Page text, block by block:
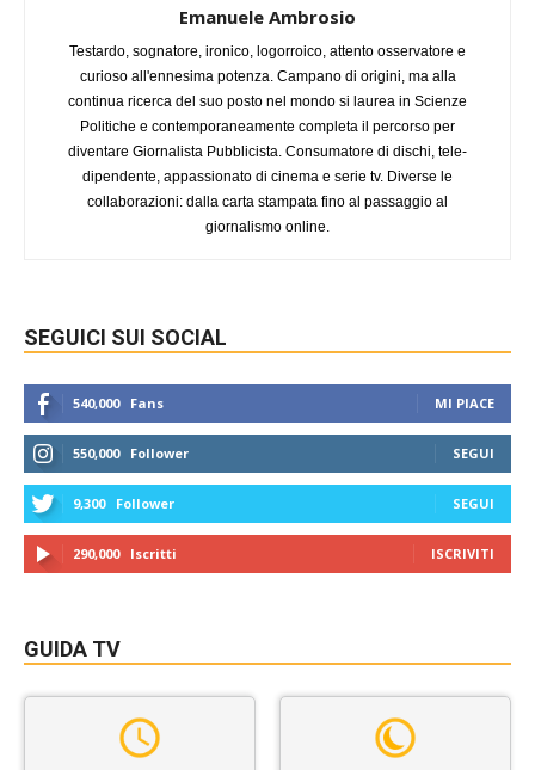
Emanuele Ambrosio
Testardo, sognatore, ironico, logorroico, attento osservatore e
curioso all'ennesima potenza. Campano di origini, ma alla
continua ricerca del suo posto nel mondo si laurea in Scienze
Politiche e contemporaneamente completa il percorso per
diventare Giornalista Pubblicista. Consumatore di dischi, tele-
dipendente, appassionato di cinema e serie tv. Diverse le
collaborazioni: dalla carta stampata fino al passaggio al
giornalismo online.
SEGUICI SUI SOCIAL
540,000 Fans MI PIACE
550,000 Follower SEGUI
9,300 Follower SEGUI
290,000 Iscritti ISCRIVITI
GUIDA TV